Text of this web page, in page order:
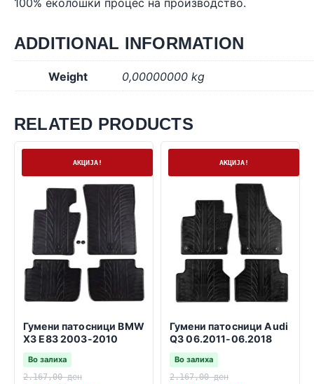
100% еколошки процес на производство.
ADDITIONAL INFORMATION
Weight 0,00000000 kg
RELATED PRODUCTS
АКЦИЈА!
Гумени патосници BMW
X3 E83 2003-2010
Во залиха
2.167,00ден
АКЦИЈА!
Гумени патосници Audi
Q3 06.2011-06.2018
Во залиха
2.167,00ден